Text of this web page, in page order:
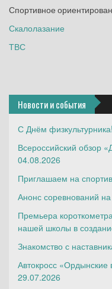
Спортивное
Скалолазание
ТВС
Новости и события
С Днём физкультурника!
Всероссийский обзор
04.08.2026
Приглашаем на
Анонс соревнований на
Премьера
нашей школы в
Знакомство с
Автокросс «Ордынские
29.07.2026